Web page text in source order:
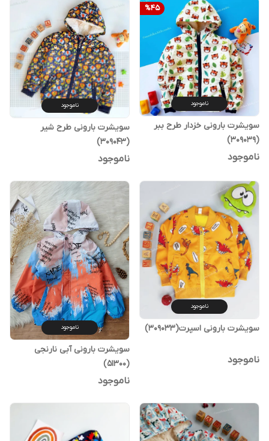
%45
ناموجود
سویشرت بارونی خزدار طرح ببر
(309039)
ناموجود
ناموجود
سویشرت بارونی طرح شیر
(309043)
ناموجود
ناموجود
سویشرت بارونی اسپرت(309033)
ناموجود
ناموجود
سویشرت بارونی آبی نارنجی
(51300)
ناموجود